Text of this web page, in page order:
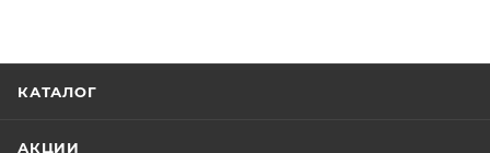
КАТАЛОГ
АКЦИИ